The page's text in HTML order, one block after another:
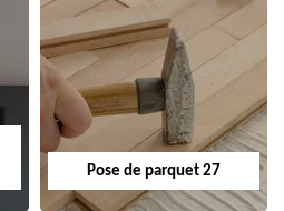
Pose de parquet 27